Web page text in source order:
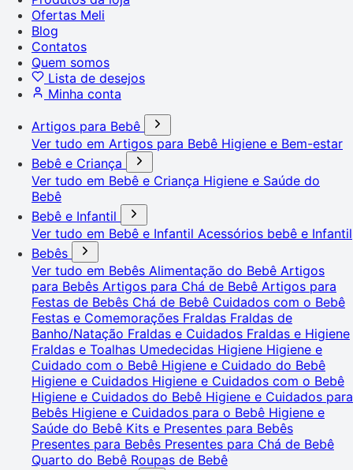
Ofertas Meli
Blog
Contatos
Quem somos
Lista de desejos
Minha conta
Artigos para Bebê
Ver tudo em Artigos para Bebê Higiene e Bem-estar
Bebê e Criança
Ver tudo em Bebê e Criança Higiene e Saúde do
Bebê
Bebê e Infantil
Ver tudo em Bebê e Infantil Acessórios bebê e Infantil
Bebês
Ver tudo em Bebês Alimentação do Bebê Artigos
para Bebês Artigos para Chá de Bebê Artigos para
Festas de Bebês Chá de Bebê Cuidados com o Bebê
Festas e Comemorações Fraldas Fraldas de
Banho/Natação Fraldas e Cuidados Fraldas e Higiene
Fraldas e Toalhas Umedecidas Higiene Higiene e
Cuidado com o Bebê Higiene e Cuidado do Bebê
Higiene e Cuidados Higiene e Cuidados com o Bebê
Higiene e Cuidados do Bebê Higiene e Cuidados para
Bebês Higiene e Cuidados para o Bebê Higiene e
Saúde do Bebê Kits e Presentes para Bebês
Presentes para Bebês Presentes para Chá de Bebê
Quarto do Bebê Roupas de Bebê